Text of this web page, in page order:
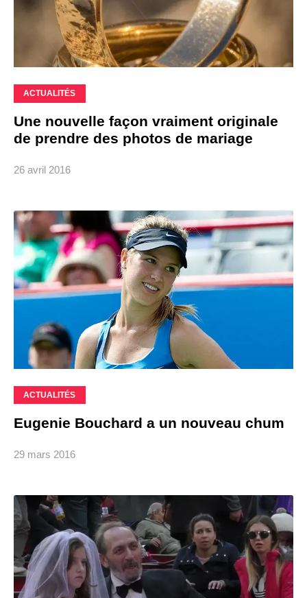
ACTUALITÉS
Une nouvelle façon vraiment originale
de prendre des photos de mariage
26 avril 2016
ACTUALITÉS
Eugenie Bouchard a un nouveau chum
29 mars 2016